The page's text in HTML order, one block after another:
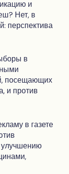
и
Нет, в
перспектива
в
посещающих
и против
в газете
улучшению